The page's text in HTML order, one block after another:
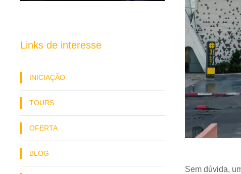
Sem dúvida,
Links de interesse
INICIAÇÃO
TOURS
OFERTA
BLOG